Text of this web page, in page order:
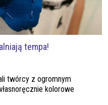
tempa!
twórcy z ogromnym
kolorowe